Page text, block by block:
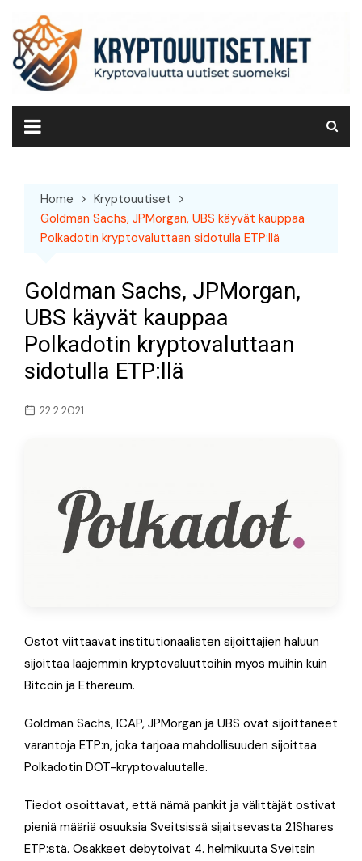
content
Home
Kryptouutiset
Goldman Sachs, JPMorgan, UBS käyvät kauppaa
Polkadotin kryptovaluttaan sidotulla ETP:llä
Goldman Sachs, JPMorgan,
UBS käyvät kauppaa
Polkadotin kryptovaluttaan
sidotulla ETP:llä
22.2.2021
Ostot viittaavat institutionaalisten sijoittajien haluun
sijoittaa laajemmin kryptovaluuttoihin myös muihin kuin
Bitcoin ja Ethereum.
Goldman Sachs, ICAP, JPMorgan ja UBS ovat sijoittaneet
varantoja ETP:n, joka tarjoaa mahdollisuuden sijoittaa
Polkadotin DOT-kryptovaluutalle.
Tiedot osoittavat, että nämä pankit ja välittäjät ostivat
pieniä määriä osuuksia Sveitsissä sijaitsevasta 21Shares
ETP:stä. Osakkeet debytoivat 4. helmikuuta Sveitsin